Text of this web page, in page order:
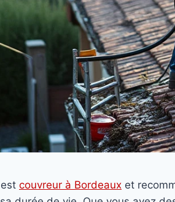
couvreur à Bordeaux et